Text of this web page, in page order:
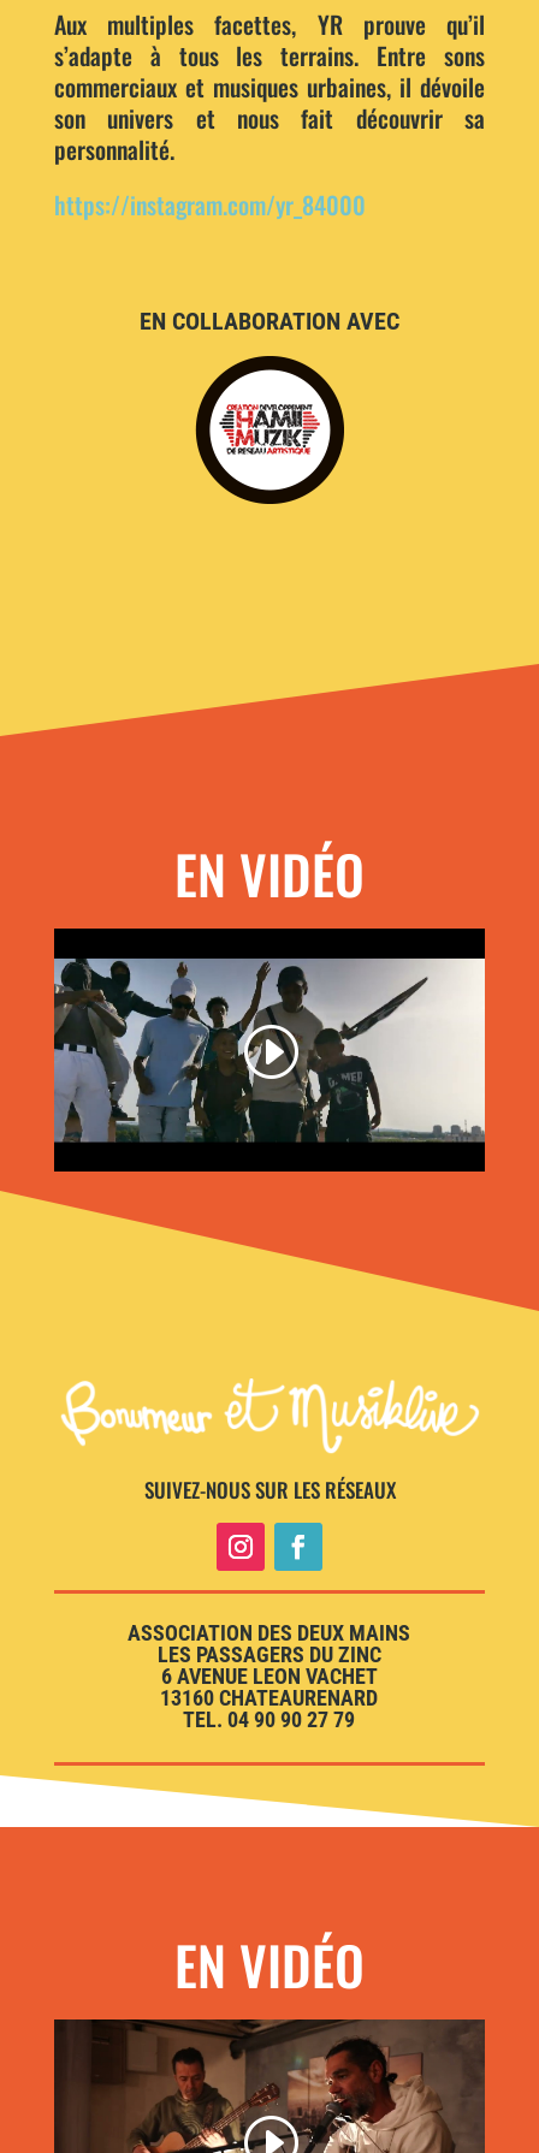
Aux multiples facettes, YR prouve qu’il
s’adapte à tous les terrains. Entre sons
commerciaux et musiques urbaines, il dévoile
son univers et nous fait découvrir sa
personnalité.
https://instagram.com/yr_84000
EN COLLABORATION AVEC
EN VIDÉO
SUIVEZ-NOUS SUR LES RÉSEAUX
ASSOCIATION DES DEUX MAINS
LES PASSAGERS DU ZINC
6 AVENUE LEON VACHET
13160 CHATEAURENARD
TEL. 04 90 90 27 79
EN VIDÉO